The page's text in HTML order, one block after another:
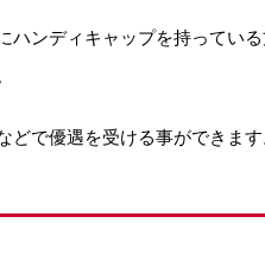
ハンディキャップを持ってい
で優遇を受ける事ができます